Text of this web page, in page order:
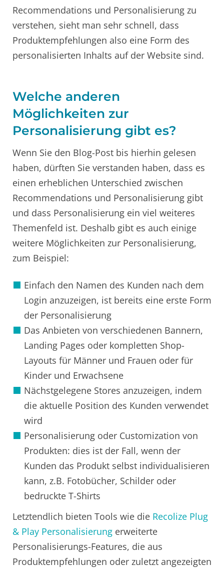
Recommendations und Personalisierung zu
verstehen, sieht man sehr schnell, dass
Produktempfehlungen also eine Form des
personalisierten Inhalts auf der Website sind.
Welche anderen
Möglichkeiten zur
Personalisierung gibt es?
Wenn Sie den Blog-Post bis hierhin gelesen
haben, dürften Sie verstanden haben, dass es
einen erheblichen Unterschied zwischen
Recommendations und Personalisierung gibt
und dass Personalisierung ein viel weiteres
Themenfeld ist. Deshalb gibt es auch einige
weitere Möglichkeiten zur Personalisierung,
zum Beispiel:
Einfach den Namen des Kunden nach dem
Login anzuzeigen, ist bereits eine erste Form
der Personalisierung
Das Anbieten von verschiedenen Bannern,
Landing Pages oder kompletten Shop-
Layouts für Männer und Frauen oder für
Kinder und Erwachsene
Nächstgelegene Stores anzuzeigen, indem
die aktuelle Position des Kunden verwendet
wird
Personalisierung oder Customization von
Produkten: dies ist der Fall, wenn der
Kunden das Produkt selbst individualisieren
kann, z.B. Fotobücher, Schilder oder
bedruckte T-Shirts
Letztendlich bieten Tools wie die Recolize Plug
& Play Personalisierung erweiterte
Personalisierungs-Features, die aus
Produktempfehlungen oder zuletzt angezeigten